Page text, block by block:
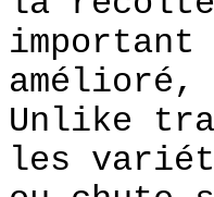
Unlike
les